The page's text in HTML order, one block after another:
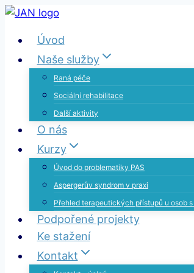
Přeskočit
obsah
Úvod
Naše služby
Raná péče
Sociální rehabilitace
Další aktivity
O nás
Kurzy
Úvod do problematiky PAS
Aspergerův syndrom v praxi
Přehled terapeutických přístupů u osob s
Podpořené projekty
Ke stažení
Kontakt